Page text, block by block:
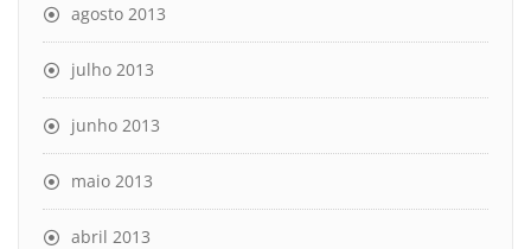
agosto 2013
julho 2013
junho 2013
maio 2013
abril 2013